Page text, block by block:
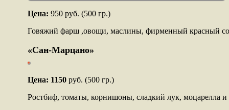
Цена: 950 руб. (500 гр.)
Говяжий фарш ,овощи, маслины, фирменный красный
«Сан-Марцано»
Цена: 1150руб. (500 гр.)
Ростбиф, томаты, корнишоны, сладкий лук, моцарелла и